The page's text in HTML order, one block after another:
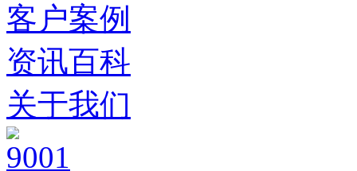
客户案例
资讯百科
关于我们